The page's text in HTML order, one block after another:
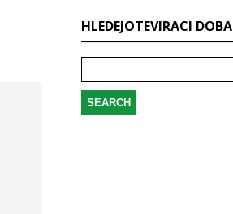
HLEDEJOTEVIRACI DOBA
for: